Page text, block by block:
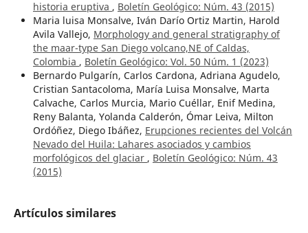
historia eruptiva , Boletín Geológico: Núm. 43 (2015)
Maria luisa Monsalve, Iván Darío Ortiz Martin, Harold
Avila Vallejo, Morphology and general stratigraphy of
the maar-type San Diego volcano,NE of Caldas,
Colombia , Boletín Geológico: Vol. 50 Núm. 1 (2023)
Bernardo Pulgarín, Carlos Cardona, Adriana Agudelo,
Cristian Santacoloma, María Luisa Monsalve, Marta
Calvache, Carlos Murcia, Mario Cuéllar, Enif Medina,
Reny Balanta, Yolanda Calderón, Ómar Leiva, Milton
Ordóñez, Diego Ibáñez, Erupciones recientes del Volcán
Nevado del Huila: Lahares asociados y cambios
morfológicos del glaciar , Boletín Geológico: Núm. 43
(2015)
Artículos similares